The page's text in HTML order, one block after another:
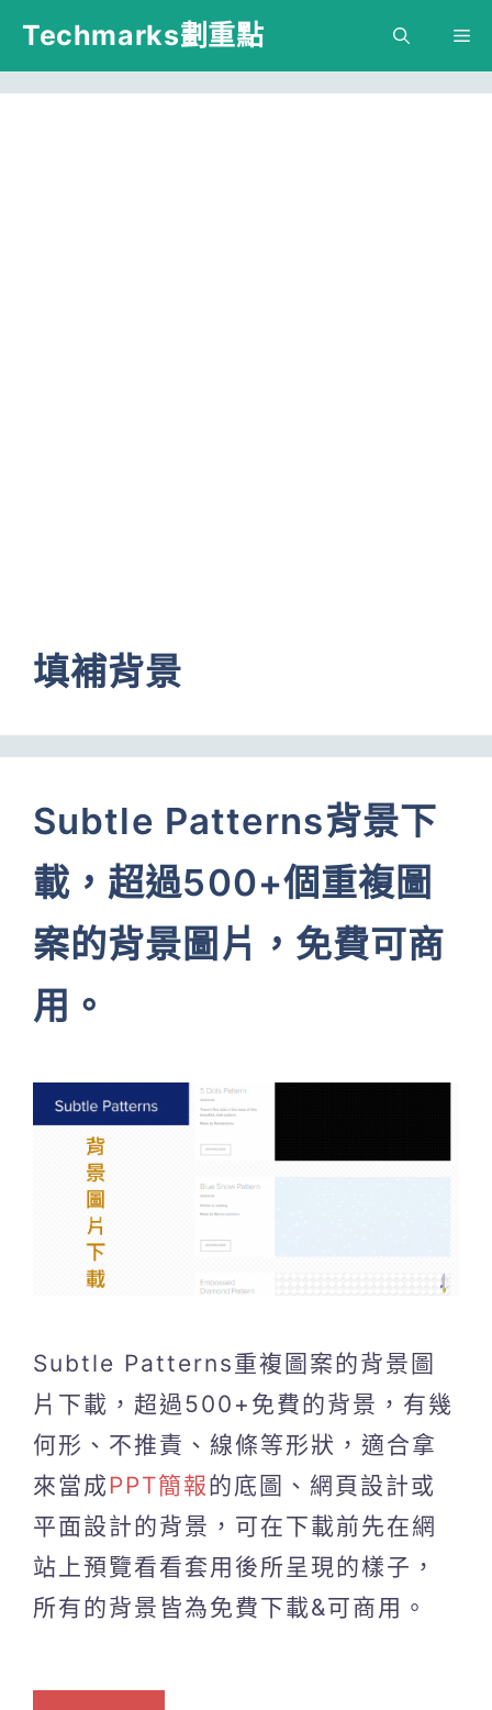
跳
主
Techmarks劃重點
填補背景
Subtle Patterns背景下
載，超過500+個重複圖
案的背景圖片，免費可商
用。
Subtle Patterns重複圖案的背景圖
片下載，超過500+免費的背景，有幾
何形、不推責、線條等形狀，適合拿
來當成PPT簡報的底圖、網頁設計或
平面設計的背景，可在下載前先在網
站上預覽看看套用後所呈現的樣子，
所有的背景皆為免費下載&可商用。